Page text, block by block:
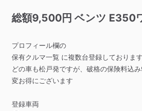
総額9​,​500円 ベンツ E350
プロフィール欄の
保有クルマ一覧 に複数台登録しております
どの車も松戸発ですが、破格の保険料込
変お得にございます
登録車両